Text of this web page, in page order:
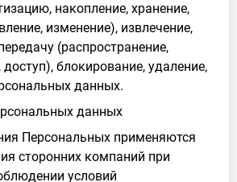
накопление, хранение,
изменение), извлечение,
(распространение,
доступ), блокирование, удаление,
данных.
данных
Персональных применяются
сторонних компаний при
условий